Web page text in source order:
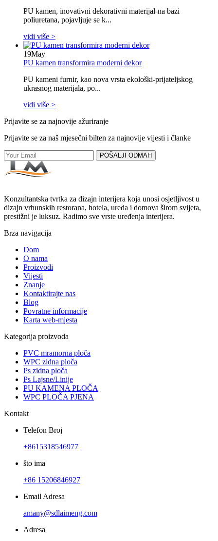
PU kamen, inovativni dekorativni materijal-na bazi
poliuretana, pojavljuje se k...
vidi više >
19May
PU kamen transformira moderni dekor
PU kameni furnir, kao nova vrsta ekološki-prijateljskog
ukrasnog materijala, po...
vidi više >
Prijavite se za najnovije ažuriranje
Prijavite se za naš mjesečni bilten za najnovije vijesti i članke
POŠALJI ODMAH
Konzultantska tvrtka za dizajn interijera koja unosi osjetljivost u
dizajn vrhunskih restorana, hotela, ureda i domova širom svijeta,
prestižni je luksuz. Radimo sve vrste uređenja interijera.
Brza navigacija
Dom
O nama
Proizvodi
Vijesti
Znanje
Kontaktirajte nas
Blog
Povratne informacije
Karta web-mjesta
Kategorija proizvoda
PVC mramorna ploča
WPC zidna ploča
Ps zidna ploča
Ps Lajsne/Linije
PU KAMENA PLOČA
WPC PLOČA PJENA
Kontakt
Telefon Broj
+8615318546977
što ima
+86 15206846927
Email Adresa
amany@sdlaimeng.com
Adresa